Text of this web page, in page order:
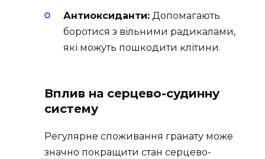
Антиоксиданти: Допомагають
боротися з вільними радикалами,
які можуть пошкодити клітини.
Вплив на серцево-судинну
систему
Регулярне споживання гранату може
значно покращити стан серцево-